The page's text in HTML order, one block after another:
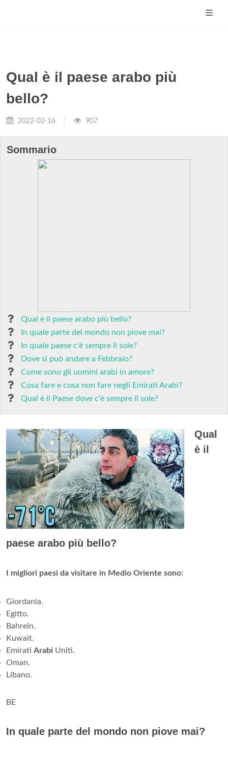
Qual è il paese arabo più
bello?
2022-02-16 907
Sommario
Qual è il paese arabo più bello?
In quale parte del mondo non piove mai?
In quale paese c'è sempre il sole?
Dove si può andare a Febbraio?
Come sono gli uomini arabi in amore?
Cosa fare e cosa non fare negli Emirati Arabi?
Qual è il Paese dove c'è sempre il sole?
Qual
è il
paese arabo più bello?
I migliori paesi da visitare in Medio Oriente sono:
Giordania.
Egitto.
Bahrein.
Kuwait.
Emirati Arabi Uniti.
Oman.
Libano.
BE
In quale parte del mondo non piove mai?